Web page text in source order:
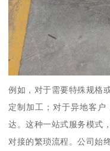
例如，对于需要特殊规格
定制加工；对于异地客户
达。这种一站式服务模式
对接的繁琐流程。公司始